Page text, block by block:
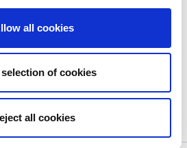
all cookies
of cookies
all cookies